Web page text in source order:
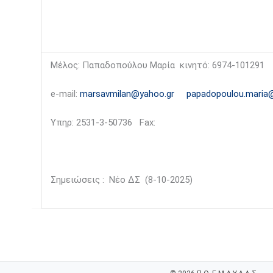
Μέλος: Παπαδοπούλου Μαρία κινητό: 6974-101291
e-mail: marsavmilan@yahoo.gr
Υπηρ: 2531-3-50736 Fax:
Σημειώσεις : Νέο ΔΣ (8-10-2025)